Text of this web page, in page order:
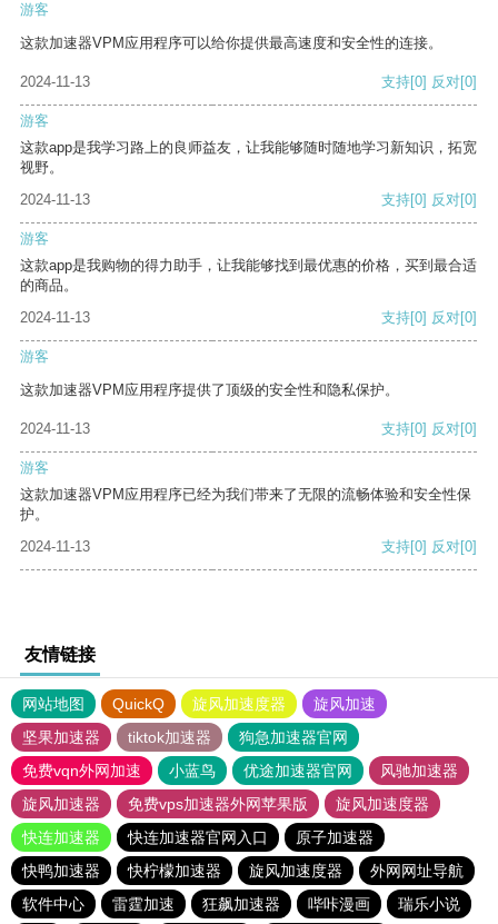
游客
这款加速器VPM应用程序可以给你提供最高速度和安全性的连接。
2024-11-13 支持[0] 反对[0]
游客
这款app是我学习路上的良师益友，让我能够随时随地学习新知识，拓宽
视野。
2024-11-13
支持[0] 反对[0]
游客
这款app是我购物的得力助手，让我能够找到最优惠的价格，买到最合适
的商品。
2024-11-13
支持[0] 反对[0]
游客
这款加速器VPM应用程序提供了顶级的安全性和隐私保护。
2024-11-13 支持[0] 反对[0]
游客
这款加速器VPM应用程序已经为我们带来了无限的流畅体验和安全性保
护。
2024-11-13
支持[0] 反对[0]
友情链接
网站地图 QuickQ 旋风加速度器
旋风加速
坚果加速器
tiktok加速器
狗急加速器官网
免费vqn外网加速
小蓝鸟 优途加速器官网
风驰加速器
旋风加速器
免费vps加速器外网苹果版
旋风加速度器
快连加速器
快连加速器官网入口
原子加速器
快鸭加速器
快柠檬加速器 旋风加速度器
外网网址导航
软件中心
雷霆加速 狂飙加速器 哔咔漫画 瑞乐小说